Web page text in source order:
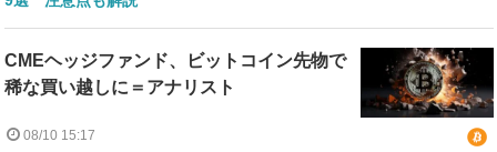
CMEヘッジファンド、ビットコイン先物で
稀な買い越しに＝アナリスト
08/10 15:17